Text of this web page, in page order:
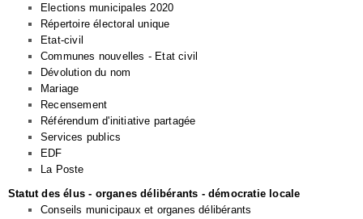
Elections municipales 2020
Répertoire électoral unique
Etat-civil
Communes nouvelles - Etat civil
Dévolution du nom
Mariage
Recensement
Référendum d'initiative partagée
Services publics
EDF
La Poste
Statut des élus - organes délibérants - démocratie locale
Conseils municipaux et organes délibérants